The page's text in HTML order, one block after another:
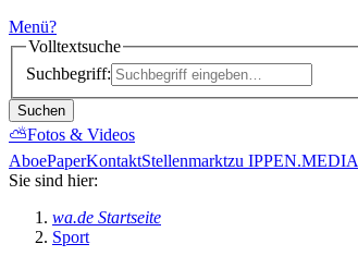
Menü?
Volltextsuche
Suchbegriff:
Suchen
⛅Fotos & Videos
AboePaperKontaktStellenmarktzu IPPEN.MEDIA
Sie sind hier:
wa.de Startseite
Sport